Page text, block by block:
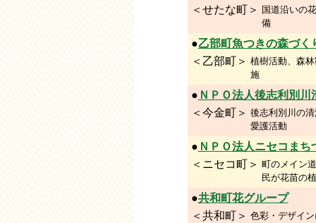
＜せたな町＞
国道沿いの
備
●乙部町魚つきの森づく
＜乙部町＞ 植樹活動、森
施
● ＮＰＯ法人後志利別川
＜今金町＞ 後志利別川の
愛護活動
● ＮＰＯ法人ニセコま
＜ニセコ町＞ 町のメイン
民が花苗の
●共和町花グループ
＜共和町＞ 色彩・デザイ